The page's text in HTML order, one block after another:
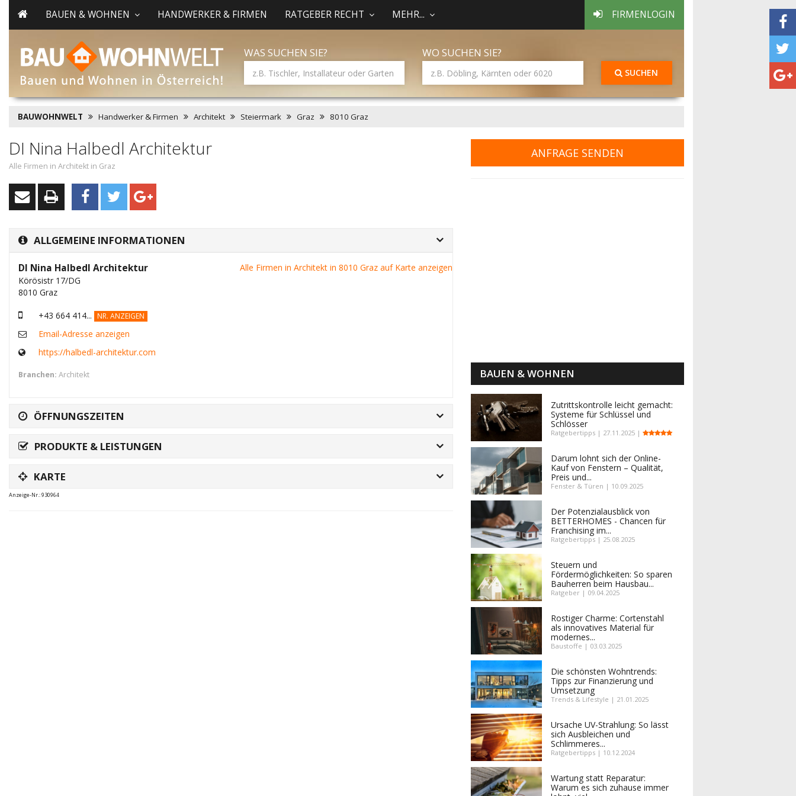
BAUEN & WOHNEN HANDWERKER & FIRMEN RATGEBER RECHT MEHR... FIRMENLOGIN
WAS SUCHEN SIE? WO SUCHEN SIE?
SUCHEN
BAUWOHNWELT Handwerker & Firmen Architekt Steiermark Graz 8010 Graz
DI Nina Halbedl Architektur
Alle Firmen in Architekt in Graz
ALLGEMEINE INFORMATIONEN
Alle Firmen in Architekt in 8010 Graz auf Karte anzeigen
DI Nina Halbedl Architektur
Körösistr 17/DG
8010 Graz
+43 664 414... NR. ANZEIGEN
Email-Adresse anzeigen
https://halbedl-architektur.com
Branchen: Architekt
ÖFFNUNGSZEITEN
PRODUKTE & LEISTUNGEN
KARTE
Anzeige-Nr.: 930964
ANFRAGE SENDEN
BAUEN & WOHNEN
Zutrittskontrolle leicht gemacht:
Systeme für Schlüssel und
Schlösser
Ratgebertipps | 27.11.2025 |
Darum lohnt sich der Online-
Kauf von Fenstern – Qualität,
Preis und...
Fenster & Türen | 10.09.2025
Der Potenzialausblick von
BETTERHOMES - Chancen für
Franchising im...
Ratgebertipps | 25.08.2025
Steuern und
Fördermöglichkeiten: So sparen
Bauherren beim Hausbau...
Ratgeber | 09.04.2025
Rostiger Charme: Cortenstahl
als innovatives Material für
modernes...
Baustoffe | 03.03.2025
Die schönsten Wohntrends:
Tipps zur Finanzierung und
Umsetzung
Trends & Lifestyle | 21.01.2025
Ursache UV-Strahlung: So lässt
sich Ausbleichen und
Schlimmeres...
Ratgebertipps | 10.12.2024
Wartung statt Reparatur:
Warum es sich zuhause immer